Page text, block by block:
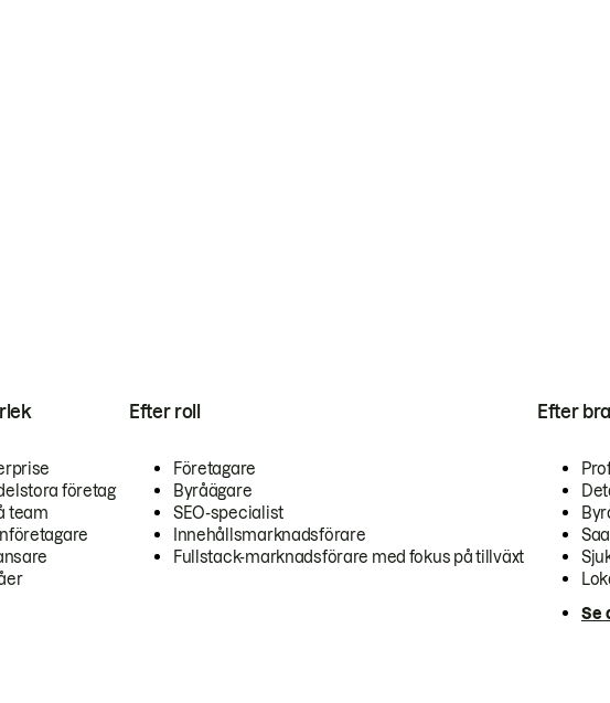
företag
team
Efter roll
Företagare
Byråägare
SEO-specialist
Innehållsmarknadsförare
Fullstack-marknadsförare med fokus på tillväxt
Efter
Se